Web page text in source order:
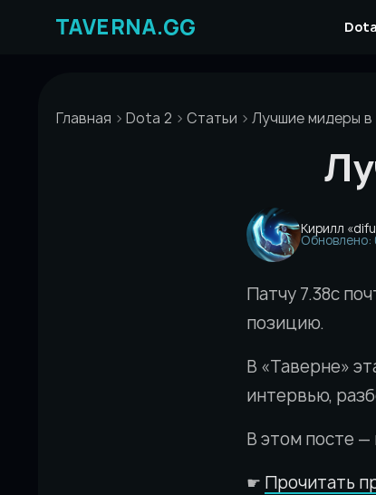
Главная Dota 2 Статьи Лучшие мидеры в
Кирилл
Обновлено:
Патчу 7.38c
позицию.
В «Таверне»
интервью,
В этом посте
☛ Прочитать